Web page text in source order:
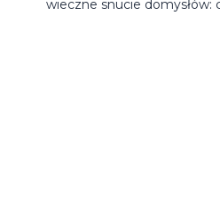
wieczne snucie domysłów: